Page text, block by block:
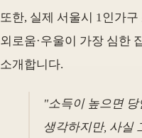
또한, 실제 서울시 1인가구
외로움·우울이 가장 심한
소개합니다.
"소득이 높으면
생각하지만, 사실